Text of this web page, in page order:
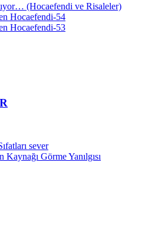
(Hocaefendi ve Risaleler)
Hocaefendi-54
Hocaefendi-53
sever
Görme Yanılgısı